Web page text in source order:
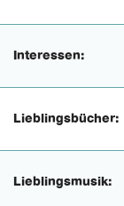
Interessen:
Lieblingsbücher:
Lieblingsmusik: